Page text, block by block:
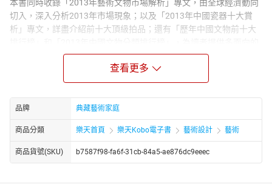
本書同時收錄「2013年藝術文物市場解析」專文，由全球經濟動向
切入，深入分析2013年市場現象；以及「2013年中國瓷器十大賞
析」專文，詳盡介紹前十大頂級拍品；還有「歷年中國文物前十大
參考資料。本書是愛好收藏文物或有志於藝術投資者，涉足拍賣市
．精編彙整：收錄2013年兩岸三地與歐美各主要拍場的中國古玩拍
賣資訊，豐富詳實，是愛好收藏文物或有志於藝術投資者，涉足拍
賣市場的最佳指南。
趨勢。
．藝術鑑藏：全書五千多筆藝術精品資料皆以全彩精印圖文參照，
查看更多
品牌 典藏藝術家庭
商品分類 樂天首頁 樂天Kobo電子書 藝術設計 藝術
商品貨號(SKU) b7587f98-fa6f-31cb-84a5-ae876dc9eeec